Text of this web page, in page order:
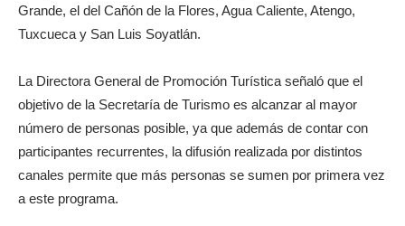
Grande, el del Cañón de la Flores, Agua Caliente, Atengo,
Tuxcueca y San Luis Soyatlán.
La Directora General de Promoción Turística señaló que el
objetivo de la Secretaría de Turismo es alcanzar al mayor
número de personas posible, ya que además de contar con
participantes recurrentes, la difusión realizada por distintos
canales permite que más personas se sumen por primera vez
a este programa.